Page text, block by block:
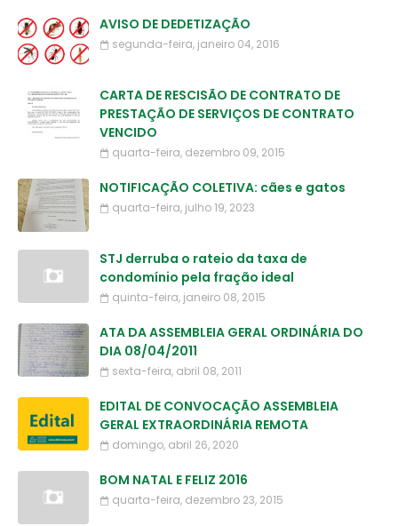
AVISO DE DEDETIZAÇÃO
segunda-feira, janeiro 04, 2016
CARTA DE RESCISÃO DE CONTRATO DE
PRESTAÇÃO DE SERVIÇOS DE CONTRATO
VENCIDO
quarta-feira, dezembro 09, 2015
NOTIFICAÇÃO COLETIVA: cães e gatos
quarta-feira, julho 19, 2023
STJ derruba o rateio da taxa de
condomínio pela fração ideal
quinta-feira, janeiro 08, 2015
ATA DA ASSEMBLEIA GERAL ORDINÁRIA DO
DIA 08/04/2011
sexta-feira, abril 08, 2011
EDITAL DE CONVOCAÇÃO ASSEMBLEIA
GERAL EXTRAORDINÁRIA REMOTA
domingo, abril 26, 2020
BOM NATAL E FELIZ 2016
quarta-feira, dezembro 23, 2015